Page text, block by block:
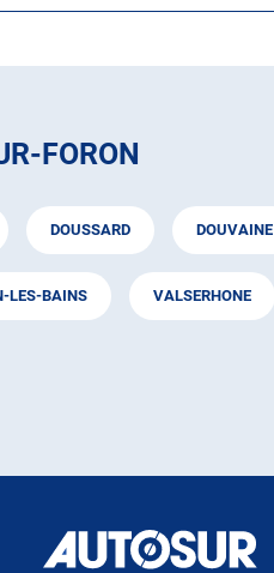
FORON
DOUSSARD DOUVAINE
LES-BAINS VALSERHONE